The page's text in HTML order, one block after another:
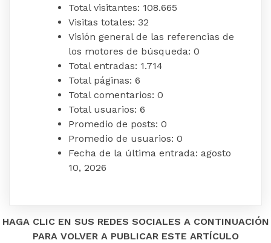
Total visitantes: 108.665
Visitas totales: 32
Visión general de las referencias de
los motores de búsqueda: 0
Total entradas: 1.714
Total páginas: 6
Total comentarios: 0
Total usuarios: 6
Promedio de posts: 0
Promedio de usuarios: 0
Fecha de la última entrada: agosto
10, 2026
HAGA CLIC EN SUS REDES SOCIALES A CONTINUACIÓN
PARA VOLVER A PUBLICAR ESTE ARTÍCULO